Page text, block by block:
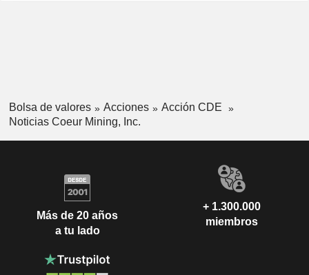
Bolsa de valores Acciones
Acción CDE
Noticias Coeur Mining, Inc.
Más de 20 años
a tu lado
+ 1.300.000
miembros